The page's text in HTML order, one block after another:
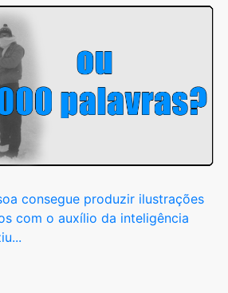
consegue produzir ilustrações
com o auxílio da inteligência